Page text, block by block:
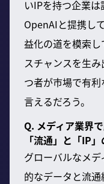
いIPを持つ企業
OpenAIと提携し
益化の道を模索
スチャンスを生
つ者が市場で有
言えるだろう。
Q. メディア業界
「流通」と「IP
グローバルなメ
的なデータと流